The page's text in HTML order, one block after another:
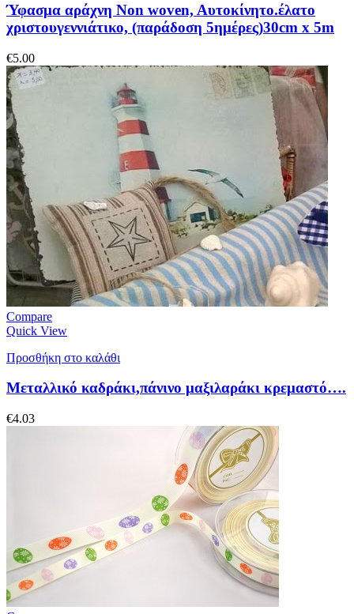
Ύφασμα αράχνη Non woven, Aυτοκίνητο.έλατο
χριστουγεννιάτικο, (παράδοση 5ημέρες)30cm x 5m
€5.00
Compare
Quick View
Προσθήκη στο καλάθι
Μεταλλικό καδράκι,πάνινο μαξιλαράκι κρεμαστό….
€4.03